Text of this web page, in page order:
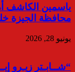
ياسمين الكاشف
محافظة الجيزة
يونيو 28, 2026
“شــابـتر زيـرو